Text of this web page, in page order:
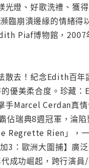
燈、好歌洗禮、獲
臨崩潰邊緣的情緒得
Piaf博物館，2007
散去！紀念Edith百年
優美柔合度。珍藏
手Marcel Cerdan真
瑞典8週冠軍，淪陷
Regrette Rien」，
3：歐洲大圍捕】廣
成功崛起，跨行演員